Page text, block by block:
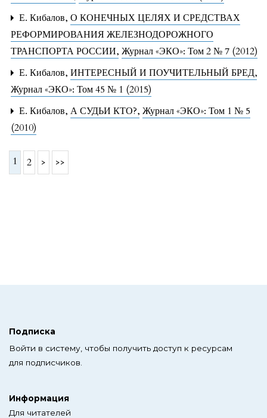
Е. Кибалов, О КОНЕЧНЫХ ЦЕЛЯХ И СРЕДСТВАХ
РЕФОРМИРОВАНИЯ ЖЕЛЕЗНОДОРОЖНОГО
ТРАНСПОРТА РОССИИ, Журнал «ЭКО»: Том 2 № 7 (2012)
Е. Кибалов, ИНТЕРЕСНЫЙ И ПОУЧИТЕЛЬНЫЙ БРЕД,
Журнал «ЭКО»: Том 45 № 1 (2015)
Е. Кибалов, А СУДЬИ КТО?, Журнал «ЭКО»: Том 1 № 5
(2010)
1 2 > >>
Подписка
Войти в систему, чтобы получить доступ к ресурсам
для подписчиков.
Информация
Для читателей